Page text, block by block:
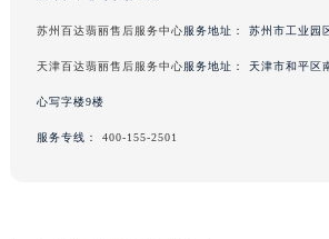
苏州百达翡丽售后服务中心服务地址： 苏州市工业园
天津百达翡丽售后服务中心服务地址： 天津市和平区
心写字楼9楼
服务专线： 400-155-2501